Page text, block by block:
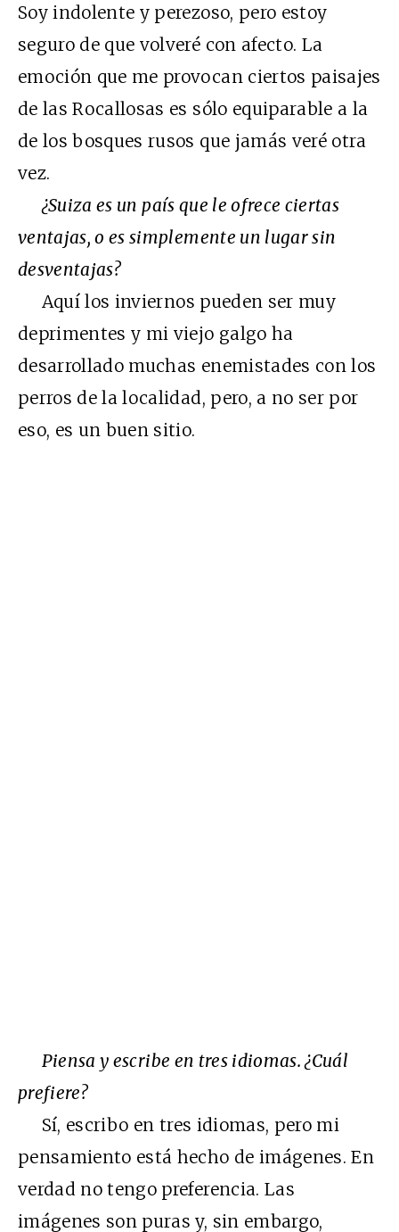
Soy indolente y perezoso, pero estoy
seguro de que volveré con afecto. La
emoción que me provocan ciertos paisajes
de las Rocallosas es sólo equiparable a la
de los bosques rusos que jamás veré otra
vez.
¿Suiza es un país que le ofrece ciertas
ventajas, o es simplemente un lugar sin
desventajas?
Aquí los inviernos pueden ser muy
deprimentes y mi viejo galgo ha
desarrollado muchas enemistades con los
perros de la localidad, pero, a no ser por
eso, es un buen sitio.
Piensa y escribe en tres idiomas. ¿Cuál
prefiere?
Sí, escribo en tres idiomas, pero mi
pensamiento está hecho de imágenes. En
verdad no tengo preferencia. Las
imágenes son puras y, sin embargo,